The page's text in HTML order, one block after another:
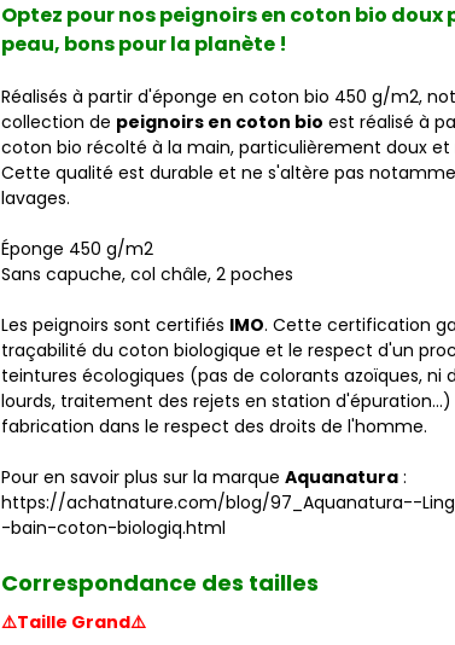
Optez pour nos peignoirs en coton bio doux
peau, bons pour la planète !
Réalisés à partir d'éponge en coton bio 450 g/m2,
collection de peignoirs en coton bio est réalisé à
coton bio récolté à la main, particulièrement doux et
Cette qualité est durable et ne s'altère pas
lavages.
Éponge 450 g/m2
Sans capuche, col châle, 2 poches
Les peignoirs sont certifiés IMO. Cette certification
traçabilité du coton biologique et le respect d'un
teintures écologiques (pas de colorants azoïques, ni
lourds, traitement des rejets en station d'épuration...)
fabrication dans le respect des droits de l'homme.
Pour en savoir plus sur la marque Aquanatura:
https://achatnature.com/blog/97_Aquanatura--
-bain-coton-biologiq.html
Correspondance des tailles
⚠️Taille Grand⚠️